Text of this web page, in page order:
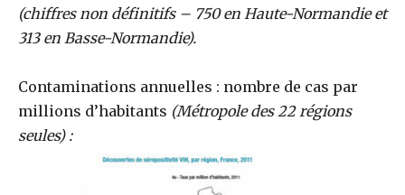
(chiffres non définitifs – 750 en Haute-Normandie et
313 en Basse-Normandie).
Contaminations annuelles : nombre de cas par
millions d’habitants (Métropole des 22 régions
seules) :